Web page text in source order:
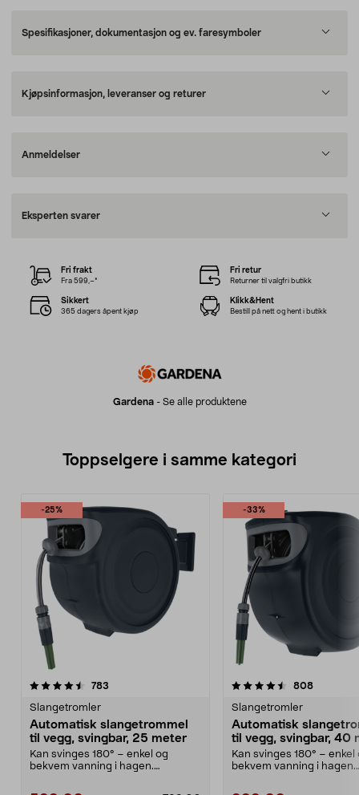
Spesifikasjoner, dokumentasjon og ev. faresymboler
Kjøpsinformasjon, leveranser og returer
Anmeldelser
Eksperten svarer
Gardena- Se alle produktene
Fri frakt
Fra 599,–*
Fri retur
Returner til valgfri butikk
Sikkert
365 dagers åpent kjøp
Klikk&Hent
Bestill på nett og hent i butikk
Toppselgere i samme kategori
-25%
783
Slangetromler
Automatisk slangetrommel
til vegg, svingbar, 25 meter
Kan svinges 180° – enkel og
bekvem vanning i hagen.
-33%
4.5 av 5 stjerner 808
Slangetromler
Automatisk
til vegg, svingbar, 40
Kan svinges 180° – enkel
bekvem vanning i hagen.
4.5 av 5 stjerner